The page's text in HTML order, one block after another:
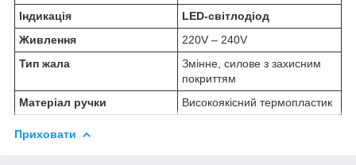
Індикація
LED-світлодіод
Живлення
220V – 240V
Тип жала
Змінне, силове з захисним
покриттям
Матеріал ручки
Високоякісний термопластик
Приховати